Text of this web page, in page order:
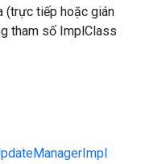
(trực tiếp hoặc gián
tham số ImplClass